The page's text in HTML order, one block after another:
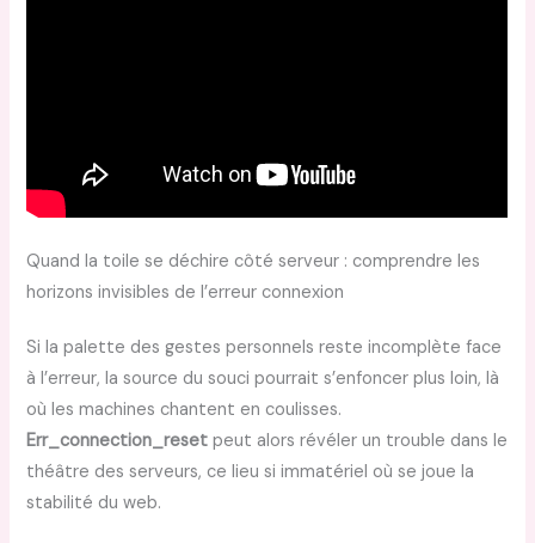
Quand la toile se déchire côté serveur : comprendre les
horizons invisibles de l’erreur connexion
Si la palette des gestes personnels reste incomplète face
à l’erreur, la source du souci pourrait s’enfoncer plus loin, là
où les machines chantent en coulisses.
Err_connection_reset peut alors révéler un trouble dans le
théâtre des serveurs, ce lieu si immatériel où se joue la
stabilité du web.